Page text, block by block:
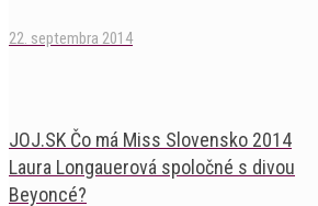
22. septembra 2014
JOJ.SK Čo má Miss Slovensko 2014
Laura Longauerová spoločné s divou
Beyoncé?